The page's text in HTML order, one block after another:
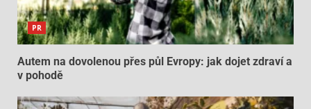
PR
Autem na dovolenou přes půl Evropy: jak dojet zdraví a
v pohodě